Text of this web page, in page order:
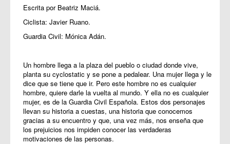
Escrita por Beatriz Maciá.
Ciclista: Javier Ruano.
Guardia Civil: Mónica Adán.
Un hombre llega a la plaza del pueblo o ciudad donde vive,
planta su cyclostatic y se pone a pedalear. Una mujer llega y le
dice que se tiene que ir. Pero este hombre no es cualquier
hombre, quiere darle la vuelta al mundo. Y ella no es cualquier
mujer, es de la Guardia Civil Española. Estos dos personajes
llevan su historia a cuestas, una historia que conocemos
gracias a su encuentro y que, una vez más, nos enseña que
los prejuicios nos impiden conocer las verdaderas
motivaciones de las personas.